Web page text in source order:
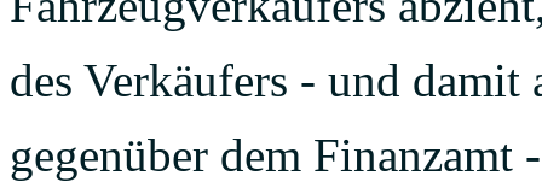
des Verkäufers - und damit
gegenüber dem Finanzamt